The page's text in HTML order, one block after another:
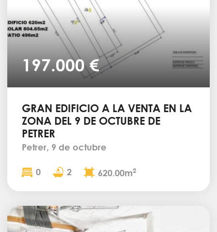
197.000 €
GRAN EDIFICIO A LA VENTA EN LA
ZONA DEL 9 DE OCTUBRE DE
PETRER
Petrer, 9 de octubre
0 2 620.00m2